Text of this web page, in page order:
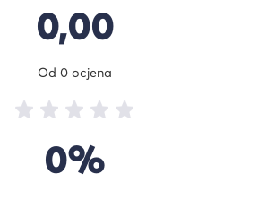
0,00
Od 0 ocjena
0%